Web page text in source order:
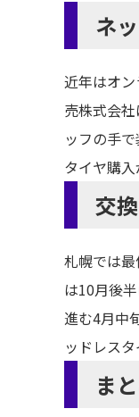
ネ
近年はオ
売株式会
ッフの手
タイヤ購
交
札幌では
は10月後
進む4月中
ッドレス
ま